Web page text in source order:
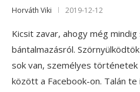
Horváth Viki 2019-12-12
Kicsit zavar, ahogy még
bántalmazásról.
sok van, személyes
között a Facebook-on. Talán